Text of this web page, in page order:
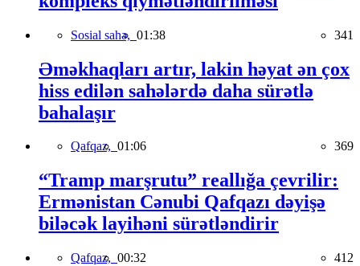
Sosial sahə, 01:38 341
Əməkhaqları artır, lakin həyat ən çox
hiss edilən sahələrdə daha sürətlə
bahalaşır
Qafqaz, 01:06 369
“Tramp marşrutu” reallığa çevrilir:
Ermənistan Cənubi Qafqazı dəyişə
biləcək layihəni sürətləndirir
Qafqaz, 00:32 412